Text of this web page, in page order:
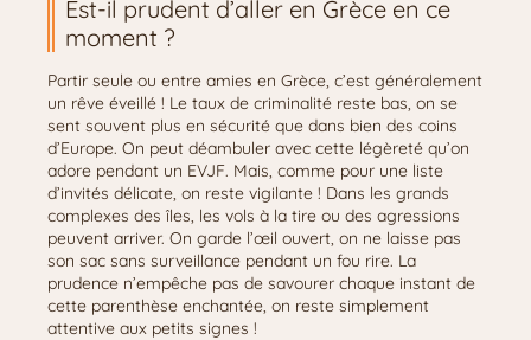
Est-il prudent d’aller en Grèce en ce
moment ?
Partir seule ou entre amies en Grèce, c’est généralement
un rêve éveillé ! Le taux de criminalité reste bas, on se
sent souvent plus en sécurité que dans bien des coins
d’Europe. On peut déambuler avec cette légèreté qu’on
adore pendant un EVJF. Mais, comme pour une liste
d’invités délicate, on reste vigilante ! Dans les grands
complexes des îles, les vols à la tire ou des agressions
peuvent arriver. On garde l’œil ouvert, on ne laisse pas
son sac sans surveillance pendant un fou rire. La
prudence n’empêche pas de savourer chaque instant de
cette parenthèse enchantée, on reste simplement
attentive aux petits signes !